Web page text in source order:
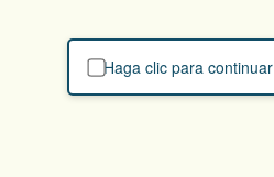
Haga clic para continuar